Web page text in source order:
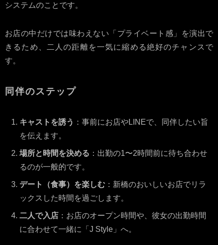
システムのことです。
お店の中だけでは味わえない「プライベート感」を演出で
きるため、二人の距離を一気に縮める絶好のチャンスで
す。
同伴のステップ
キャストを誘う ：事前にお店やLINEで、同伴したい旨
を伝えます。
場所と時間を決める ：出勤の1〜2時間前に待ち合わせ
るのが一般的です。
デート（食事）を楽しむ ：新橋のおいしいお店でリラ
ックスした時間を過ごします。
二人で入店 ：お店のオープン時間や、彼女の出勤時間
に合わせて一緒に「J Style」へ。